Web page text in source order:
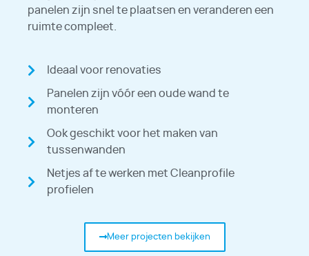
panelen zijn snel te plaatsen en veranderen een
ruimte compleet.
Ideaal voor renovaties
Panelen zijn vóór een oude wand te
monteren
Ook geschikt voor het maken van
tussenwanden
Netjes af te werken met Cleanprofile
profielen
Meer projecten bekijken